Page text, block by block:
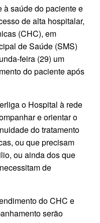
à saúde do paciente e
de alta hospitalar,
(CHC), em
de Saúde (SMS)
feira (29) um
do paciente após
o Hospital à rede
e orientar o
do tratamento
ou que precisam
ou ainda dos que
de
do CHC e
serão